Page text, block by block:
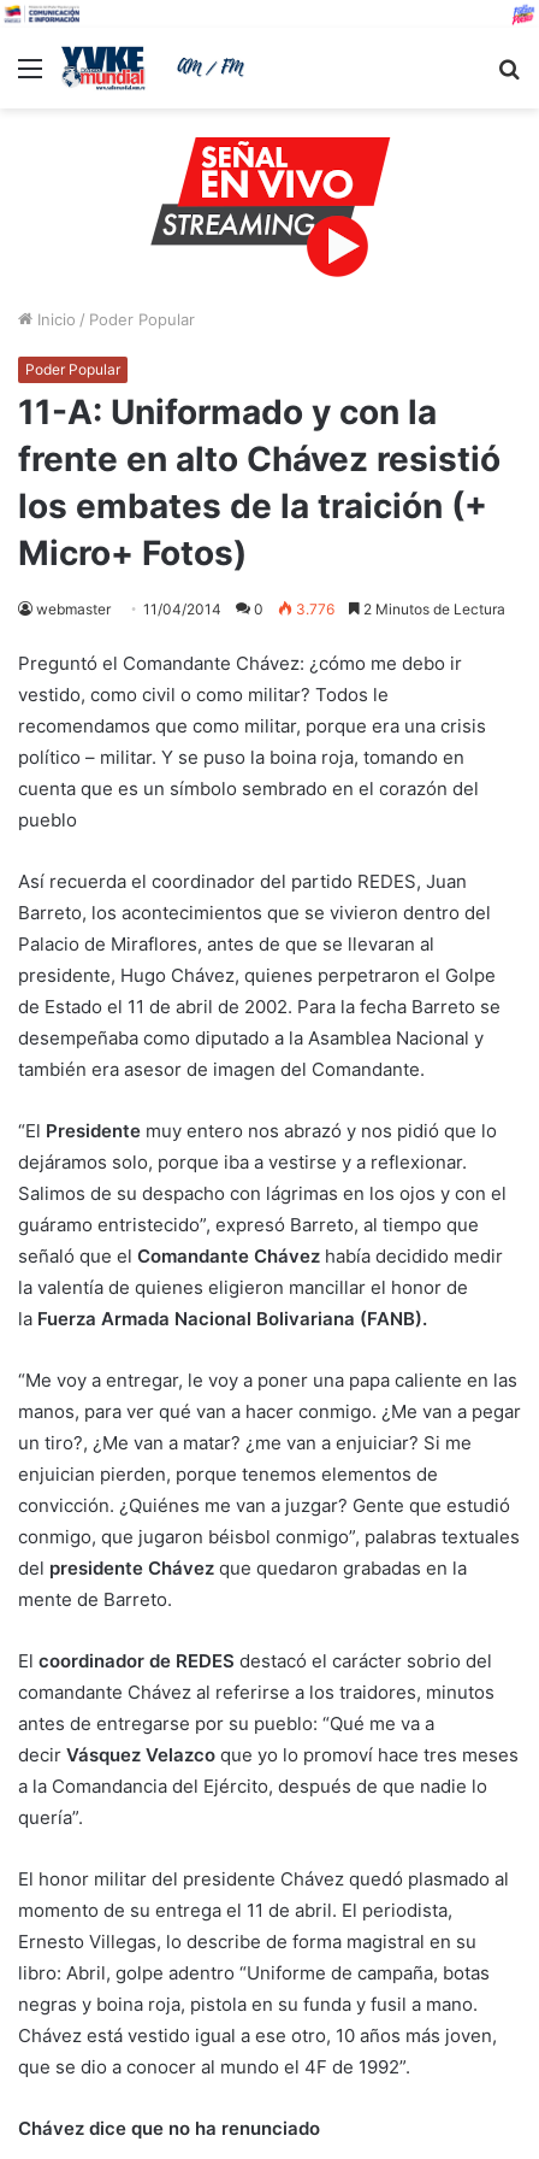
Menu
Inicio / Poder Popular
Poder Popular
11-A: Uniformado y con la
frente en alto Chávez resistió
los embates de la traición (+
Micro+ Fotos)
webmaster 11/04/2014 0 3.776 2 Minutos de Lectura
Preguntó el Comandante Chávez: ¿cómo me debo ir
vestido, como civil o como militar? Todos le
recomendamos que como militar, porque era una crisis
político – militar. Y se puso la boina roja, tomando en
cuenta que es un símbolo sembrado en el corazón del
pueblo
Así recuerda el coordinador del partido REDES, Juan
Barreto, los acontecimientos que se vivieron dentro del
Palacio de Miraflores, antes de que se llevaran al
presidente, Hugo Chávez, quienes perpetraron el Golpe
de Estado el 11 de abril de 2002. Para la fecha Barreto se
desempeñaba como diputado a la Asamblea Nacional y
también era asesor de imagen del Comandante.
“El Presidente muy entero nos abrazó y nos pidió que lo
dejáramos solo, porque iba a vestirse y a reflexionar.
Salimos de su despacho con lágrimas en los ojos y con el
guáramo entristecido”, expresó Barreto, al tiempo que
señaló que el Comandante Chávez había decidido medir
la valentía de quienes eligieron mancillar el honor de
la Fuerza Armada Nacional Bolivariana (FANB).
“Me voy a entregar, le voy a poner una papa caliente en las
manos, para ver qué van a hacer conmigo. ¿Me van a pegar
un tiro?, ¿Me van a matar? ¿me van a enjuiciar? Si me
enjuician pierden, porque tenemos elementos de
convicción. ¿Quiénes me van a juzgar? Gente que estudió
conmigo, que jugaron béisbol conmigo”, palabras textuales
del presidente Chávez que quedaron grabadas en la
mente de Barreto.
El coordinador de REDES destacó el carácter sobrio del
comandante Chávez al referirse a los traidores, minutos
antes de entregarse por su pueblo: “Qué me va a
decir Vásquez Velazco que yo lo promoví hace tres meses
a la Comandancia del Ejército, después de que nadie lo
quería”.
El honor militar del presidente Chávez quedó plasmado al
momento de su entrega el 11 de abril. El periodista,
Ernesto Villegas, lo describe de forma magistral en su
libro: Abril, golpe adentro “Uniforme de campaña, botas
negras y boina roja, pistola en su funda y fusil a mano.
Chávez está vestido igual a ese otro, 10 años más joven,
que se dio a conocer al mundo el 4F de 1992”.
Chávez dice que no ha renunciado